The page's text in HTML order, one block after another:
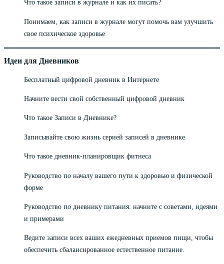
Что такое записи в журнале и как их писать?
Понимаем, как записи в журнале могут помочь вам улучшить
свое психическое здоровье
Идеи для Дневников
Бесплатный цифровой дневник в Интернете
Начните вести свой собственный цифровой дневник
Что такое Записи в Дневнике?
Записывайте свою жизнь серией записей в дневнике
Что такое дневник-планировщик фитнеса
Руководство по началу вашего пути к здоровью и физической
форме
Руководство по дневнику питания: начните с советами, идеями
и примерами
Ведите записи всех ваших ежедневных приемов пищи, чтобы
обеспечить сбалансированное естественное питание.